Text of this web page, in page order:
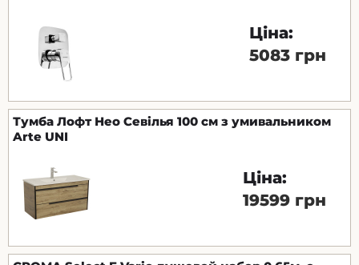
Ціна:
5083 грн
Тумба Лофт Нео Севілья 100 см з умивальником
Arte UNI
Ціна:
19599 грн